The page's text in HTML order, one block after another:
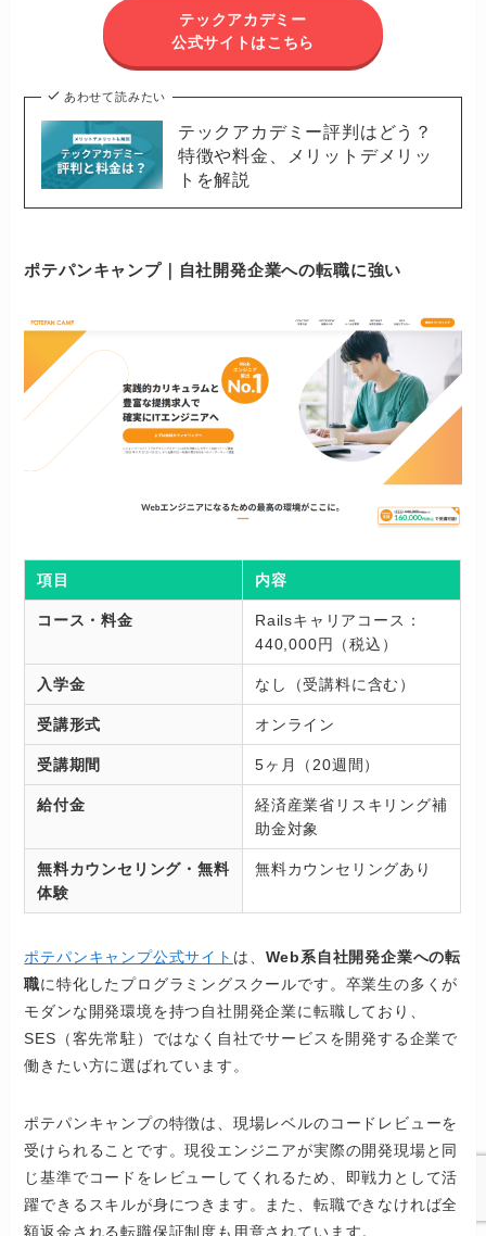
テックアカデミー
公式サイトはこちら
あわせて読みたい
テックアカデミー評判はどう？
特徴や料金、メリットデメリッ
トを解説
ポテパンキャンプ｜自社開発企業への転職に強い
項目 内容
コース・料金
Railsキャリアコース：
440,000円（税込）
入学金 なし（受講料に含む）
受講形式 オンライン
受講期間 5ヶ月（20週間）
給付金
経済産業省リスキリング補
助金対象
無料カウンセリング・無料
体験
無料カウンセリングあり
ポテパンキャンプ公式サイト は、 Web系自社開発企業への転
職に特化したプログラミングスクールです。卒業生の多くが
モダンな開発環境を持つ自社開発企業に転職しており、
SES（客先常駐）ではなく自社でサービスを開発する企業で
働きたい方に選ばれています。
ポテパンキャンプの特徴は、現場レベルのコードレビューを
受けられることです。現役エンジニアが実際の開発現場と同
じ基準でコードをレビューしてくれるため、即戦力として活
躍できるスキルが身につきます。また、転職できなければ全
額返金される転職保証制度も用意されています。